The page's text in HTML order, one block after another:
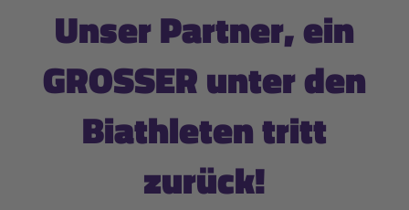
Unser Partner, ein
GROSSER unter den
Biathleten tritt
zurück!